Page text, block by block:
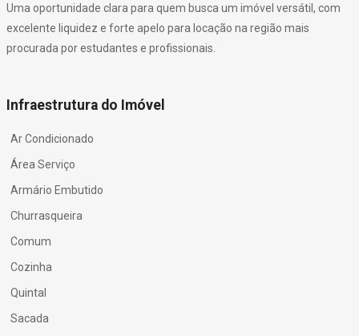
Uma oportunidade clara para quem busca um imóvel versátil, com
excelente liquidez e forte apelo para locação na região mais
procurada por estudantes e profissionais.
Infraestrutura do Imóvel
Ar Condicionado
Área Serviço
Armário Embutido
Churrasqueira
Comum
Cozinha
Quintal
Sacada